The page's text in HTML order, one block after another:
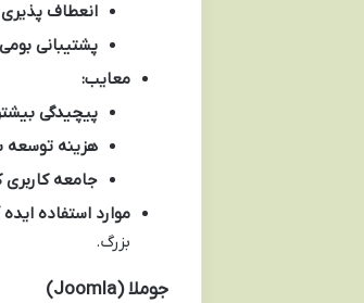
انعطاف
پشتیبانی
معایب:
پیچیدگی
هزینه توسعه
جامعه کاربری
موارد استفاده
بزرگ.
جوملا (Joomla)